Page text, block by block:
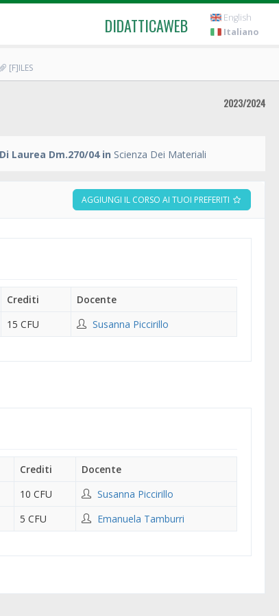
DIDATTICAWEB
English
Italiano
[F]ILES
2023/2024
Laurea Dm.270/04 in Scienza Dei Materiali
AGGIUNGI IL CORSO AI TUOI PREFERITI
Crediti
Docente
15 CFU Susanna Piccirillo
Crediti
Docente
10 CFU
Susanna Piccirillo
5 CFU Emanuela Tamburri